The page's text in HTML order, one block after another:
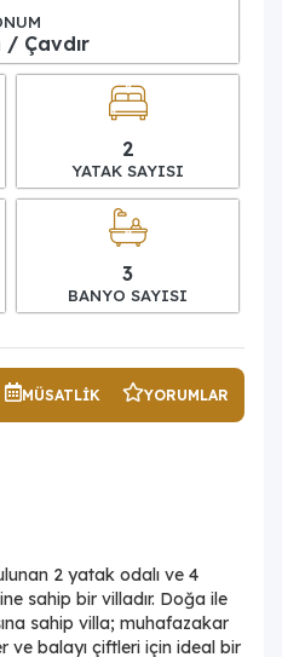
/ Çavdır
2
YATAK SAYISI
3
BANYO SAYISI
MÜSATLIK YORUMLAR
2 yatak odalı ve 4
sahip bir villadır. Doğa ile
sahip villa; muhafazakar
ve balayı çiftleri için ideal bir